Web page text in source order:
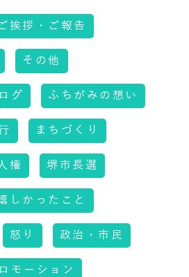
挨拶・ご報告
その他
グ ふちがみの想い
まちづくり
権 堺市長選
しかったこと
怒り 政治・市民
モーション